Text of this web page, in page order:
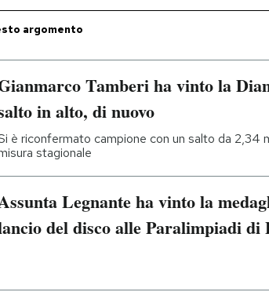
argomento
Tamberi ha vinto la
in alto, di nuovo
è riconfermato campione con un salto da 2,34
stagionale
Legnante ha vinto la
del disco alle Paralimpiadi di